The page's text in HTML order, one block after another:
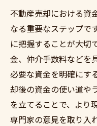
不動産売却における資
なる重要なステップで
に把握することが大切
金、仲介手数料などを
必要な資金を明確にす
却後の資金の使い道や
を立てることで、より
専門家の意見を取り入